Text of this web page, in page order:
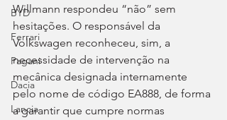
BYD
Ferrari
Pagani
Dacia
Lancia
Willmann respondeu “não” sem
hesitações. O responsável da
Volkswagen reconheceu, sim, a
necessidade de intervenção na
mecânica designada internamente
pelo nome de código EA888, de forma
a garantir que cumpre normas